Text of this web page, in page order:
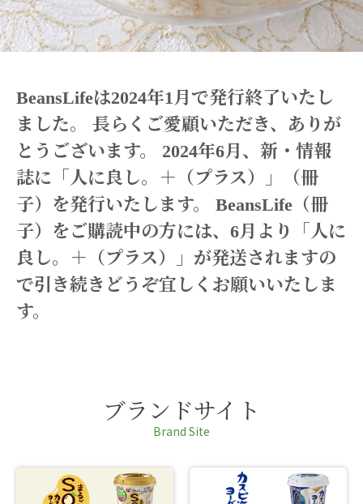
BeansLifeは2024年1月で発行終了いたし
ました。
長らくご愛顧いただき、ありが
とうございます。
2024年6月、新・情報
誌に「人に良し。＋（プラス）」（冊
子）を発行いたします。
BeansLife（冊
子）をご購読中の方には、6月より「人に
良し。＋（プラス）」が発送されますの
で引き続きどうぞ宜しくお願いいたしま
す。
ブランドサイト
Brand Site